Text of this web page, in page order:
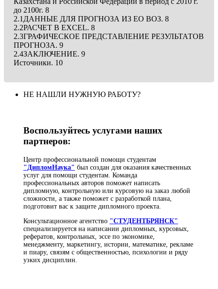
до 2100г. 8
2.1ДАННЫЕ ДЛЯ ПРОГНОЗА ИЗ ЕО ВОЗ. 8
2.2РАСЧЕТ В EXCEL. 8
2.3ГРАФИЧЕСКОЕ ПРЕДСТАВЛЕНИЕ РЕЗУЛЬТАТОВ
ПРОГНОЗА. 9
2.4ЗАКЛЮЧЕНИЕ. 9
Источники. 10
НЕ НАШЛИ НУЖНУЮ РАБОТУ?
Воспользуйтесь услугами наших
партнеров:
Центр профессиональной помощи студентам
"ДипломНаука" был создан для оказания качественных
услуг для помощи студентам. Команда
профессиональных авторов поможет написать
дипломную, контрольную или курсовую на заказ любой
сложности, а также поможет с разработкой плана,
подготовит вас к защите дипломного проекта.
Консультационное агентство "СТУДЕНТБРЯНСК"
специализируется на написании дипломных, курсовых,
рефератов, контрольных, эссе по экономике,
менеджменту, маркетингу, истории, математике, рекламе
и пиару, связям с общественностью, психологии и ряду
узких дисциплин.